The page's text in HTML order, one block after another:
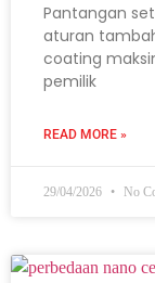
Pantangan
aturan
coating
pemilik
READ MORE »
29/04/2026 No